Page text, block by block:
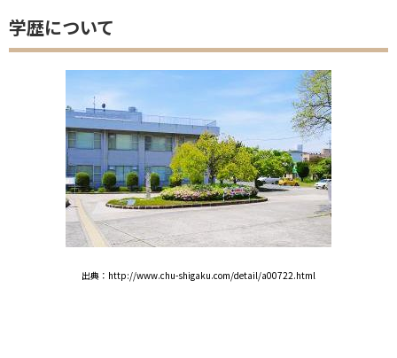
学歴について
出典：http://www.chu-shigaku.com/detail/a00722.html